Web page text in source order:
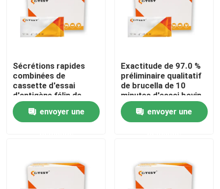
Maison
A propos de nous
Sécrétions rapides
combinées de
cassette d'essai
d'antigène félin de
Herpesvirus Calicivirus
5 minutesenvoyer une
Exactitude de 97.0 %
préliminaire qualitatif
de brucella de 10
minutes d'essai bovin
d'antigène
envoyer une